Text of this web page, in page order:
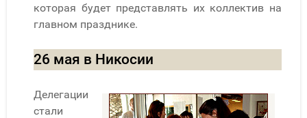
которая будет представлять их коллектив на
главном празднике.
26 мая в Никосии
Делегации
стали